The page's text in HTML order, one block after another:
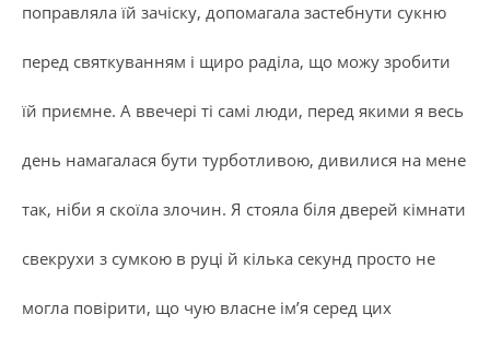
поправляла їй зачіску, допомагала застебнути сукню
перед святкуванням і щиро раділа, що можу зробити
їй приємне. А ввечері ті самі люди, перед якими я весь
день намагалася бути турботливою, дивилися на мене
так, ніби я скоїла злочин. Я стояла біля дверей кімнати
свекрухи з сумкою в руці й кілька секунд просто не
могла повірити, що чую власне ім’я серед цих